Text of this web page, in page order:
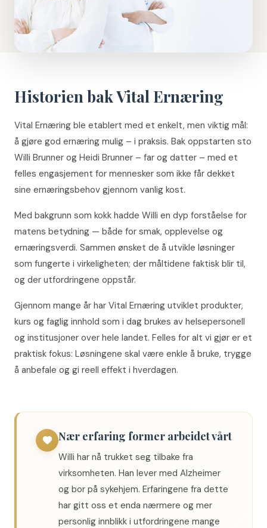
Historien bak Vital Ernæring
Vital Ernæring ble etablert med et enkelt, men viktig mål:
å gjøre god ernæring mulig – i praksis. Bak oppstarten sto
Willi Brunner og Heidi Brunner – far og datter – med et
felles engasjement for mennesker som ikke får dekket
sine ernæringsbehov gjennom vanlig kost.
Med bakgrunn som kokk hadde Willi en dyp forståelse for
matens betydning — både for smak, opplevelse og
ernæringsverdi. Sammen ønsket de å utvikle løsninger
som fungerte i virkeligheten; der måltidene faktisk blir til,
og der utfordringene oppstår.
Gjennom mange år har Vital Ernæring utviklet produkter,
kurs og faglig innhold som i dag brukes av helsepersonell
og institusjoner over hele landet. Felles for alt vi gjør er et
praktisk fokus: Løsningene skal være enkle å bruke, trygge
å anbefale og gi reell effekt i hverdagen.
Nær erfaring former arbeidet vårt
Willi har nå trukket seg tilbake fra
virksomheten. Han lever med Alzheimer
og bor på sykehjem. Erfaringene fra dette
har gitt oss et enda nærmere og mer
personlig innblikk i utfordringene mange